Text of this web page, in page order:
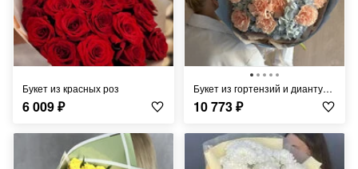
Букет из красных роз
6 009₽
Букет из гортензий и диантусов
10 773₽